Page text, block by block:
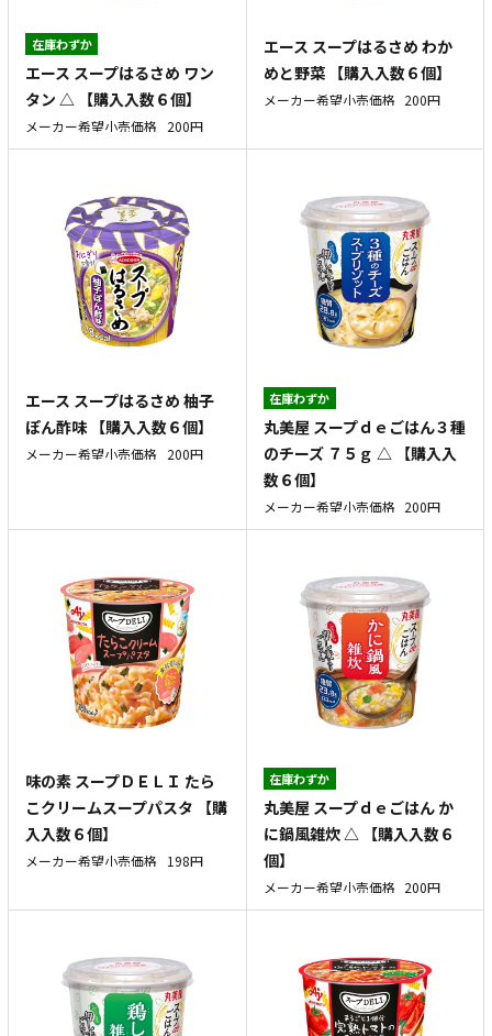
在庫わずか
エース スープはるさめ ワン
タン △ 【購入入数６個】
メーカー希望小売価格 200円
エース スープはるさめ わか
めと野菜 【購入入数６個】
メーカー希望小売価格 200円
エース スープはるさめ 柚子
ぽん酢味 【購入入数６個】
メーカー希望小売価格 200円
在庫わずか
丸美屋 スープｄｅごはん３種
のチーズ ７５ｇ △ 【購入入
数６個】
メーカー希望小売価格 200円
味の素 スープＤＥＬＩ たら
こクリームスープパスタ 【購
入入数６個】
メーカー希望小売価格 198円
在庫わずか
丸美屋 スープｄｅごはん か
に鍋風雑炊 △ 【購入入数６
個】
メーカー希望小売価格 200円